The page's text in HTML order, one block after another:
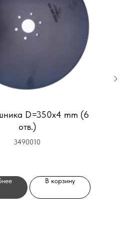
D=350x4 mm (6
отв.)
3490010
В корзину